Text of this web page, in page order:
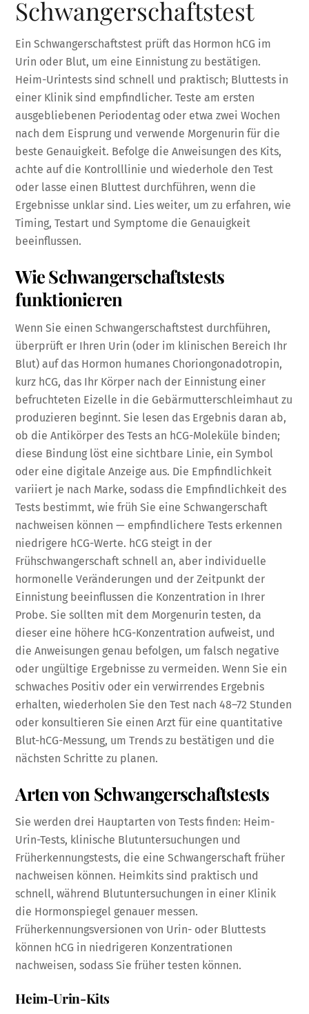
Schwangerschaftstest
Ein Schwangerschaftstest prüft das Hormon hCG im
Urin oder Blut, um eine Einnistung zu bestätigen.
Heim-Urintests sind schnell und praktisch; Bluttests in
einer Klinik sind empfindlicher. Teste am ersten
ausgebliebenen Periodentag oder etwa zwei Wochen
nach dem Eisprung und verwende Morgenurin für die
beste Genauigkeit. Befolge die Anweisungen des Kits,
achte auf die Kontrolllinie und wiederhole den Test
oder lasse einen Bluttest durchführen, wenn die
Ergebnisse unklar sind. Lies weiter, um zu erfahren, wie
Timing, Testart und Symptome die Genauigkeit
beeinflussen.
Wie Schwangerschaftstests
funktionieren
Wenn Sie einen Schwangerschaftstest durchführen,
überprüft er Ihren Urin (oder im klinischen Bereich Ihr
Blut) auf das Hormon humanes Choriongonadotropin,
kurz hCG, das Ihr Körper nach der Einnistung einer
befruchteten Eizelle in die Gebärmutterschleimhaut zu
produzieren beginnt. Sie lesen das Ergebnis daran ab,
ob die Antikörper des Tests an hCG-Moleküle binden;
diese Bindung löst eine sichtbare Linie, ein Symbol
oder eine digitale Anzeige aus. Die Empfindlichkeit
variiert je nach Marke, sodass die Empfindlichkeit des
Tests bestimmt, wie früh Sie eine Schwangerschaft
nachweisen können — empfindlichere Tests erkennen
niedrigere hCG-Werte. hCG steigt in der
Frühschwangerschaft schnell an, aber individuelle
hormonelle Veränderungen und der Zeitpunkt der
Einnistung beeinflussen die Konzentration in Ihrer
Probe. Sie sollten mit dem Morgenurin testen, da
dieser eine höhere hCG-Konzentration aufweist, und
die Anweisungen genau befolgen, um falsch negative
oder ungültige Ergebnisse zu vermeiden. Wenn Sie ein
schwaches Positiv oder ein verwirrendes Ergebnis
erhalten, wiederholen Sie den Test nach 48–72 Stunden
oder konsultieren Sie einen Arzt für eine quantitative
Blut-hCG-Messung, um Trends zu bestätigen und die
nächsten Schritte zu planen.
Arten von Schwangerschaftstests
Sie werden drei Hauptarten von Tests finden: Heim-
Urin-Tests, klinische Blutuntersuchungen und
Früherkennungstests, die eine Schwangerschaft früher
nachweisen können. Heimkits sind praktisch und
schnell, während Blutuntersuchungen in einer Klinik
die Hormonspiegel genauer messen.
Früherkennungsversionen von Urin- oder Bluttests
können hCG in niedrigeren Konzentrationen
nachweisen, sodass Sie früher testen können.
Heim-Urin-Kits